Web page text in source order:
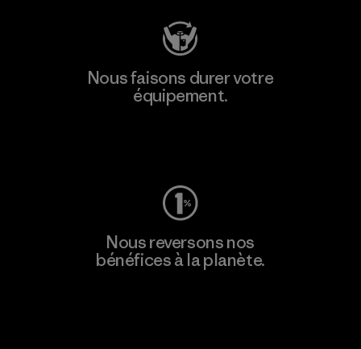
Nous faisons durer votre
équipement.
Nous reversons nos
bénéfices à la planète.